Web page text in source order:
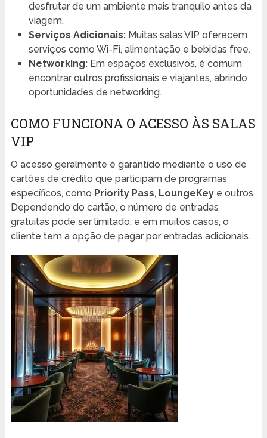
desfrutar de um ambiente mais tranquilo antes da
viagem.
Serviços Adicionais:Muitas salas VIP oferecem
serviços como Wi-Fi, alimentação e bebidas free.
Networking:Em espaços exclusivos, é comum
encontrar outros profissionais e viajantes, abrindo
oportunidades de networking.
COMO FUNCIONA O ACESSO ÀS SALAS
VIP
O acesso geralmente é garantido mediante o uso de
cartões de crédito que participam de programas
específicos, como Priority Pass, LoungeKeye outros.
Dependendo do cartão, o número de entradas
gratuitas pode ser limitado, e em muitos casos, o
cliente tem a opção de pagar por entradas adicionais.